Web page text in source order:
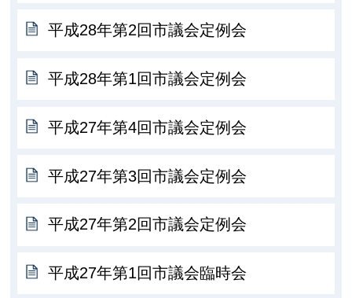
平成28年第2回市議会定例会
平成28年第1回市議会定例会
平成27年第4回市議会定例会
平成27年第3回市議会定例会
平成27年第2回市議会定例会
平成27年第1回市議会臨時会